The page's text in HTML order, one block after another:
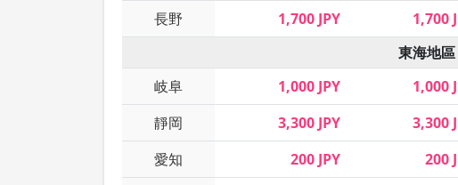
長野
1,700 JPY 1,700
東海地區
岐阜
1,000 JPY 1,000
靜岡
3,300 JPY 3,300
愛知
200 JPY 200